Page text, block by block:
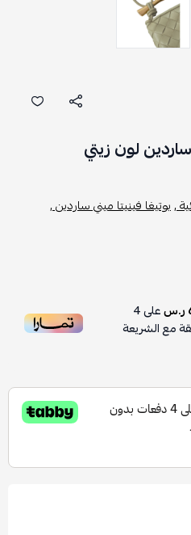
لون زيتي
,بوتيغا فينيتا ميني ساردين ,
على4
مع الشريعة